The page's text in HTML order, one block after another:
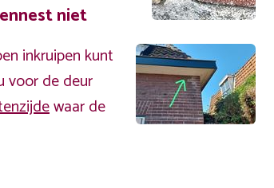
niet
inkruipen kunt
voor de deur
waar de